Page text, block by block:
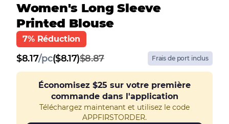
Women's Long Sleeve
Printed Blouse
7% Réduction
$8.17/pc($8.17)$8.87 Frais de port inclus
Économisez $25 sur votre première
commande dans l'application
Téléchargez maintenant et utilisez le code
APPFIRSTORDER.